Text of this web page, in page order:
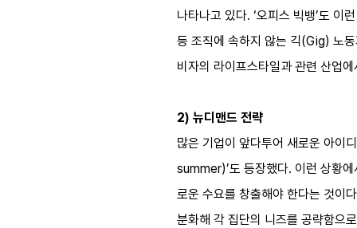
나타나고 있다. ‘오피스 빅뱅’도 이
등 조직에 속하지 않는 긱(Gig) 노
비자의 라이프스타일과 관련 산업
2) 뉴디맨드 전략
많은 기업이 앞다투어 새로운 아이
summer)’도 등장했다. 이런 상황
로운 수요를 창출해야 한다는 것이
분화해 각 집단의 니즈를 공략함으